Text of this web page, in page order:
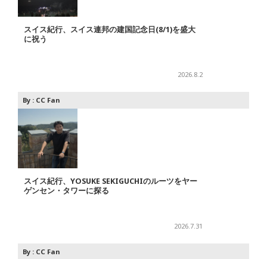
スイス紀行、スイス連邦の建国記念日(8/1)を盛大
に祝う
2026.8.2
By : CC Fan
スイス紀行、YOSUKE SEKIGUCHIのルーツをヤー
ゲンセン・タワーに探る
2026.7.31
By : CC Fan